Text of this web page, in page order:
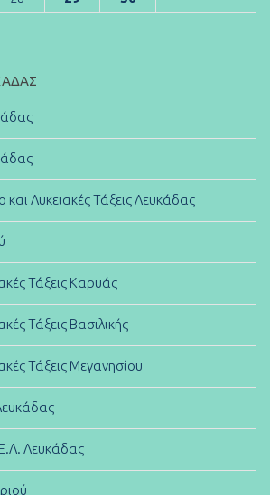
και Λυκειακές Τάξεις Λευκάδας
Τάξεις Καρυάς
Τάξεις Βασιλικής
Τάξεις Μεγανησίου
Λευκάδας